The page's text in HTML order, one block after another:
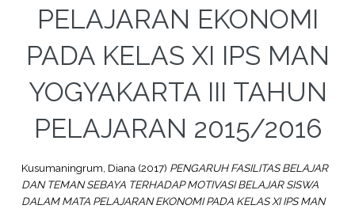
PELAJARAN EKONOMI
PADA KELAS XI IPS MAN
YOGYAKARTA III TAHUN
PELAJARAN 2015/2016
Kusumaningrum, Diana(2017) PENGARUH FASILITAS BELAJAR
DAN TEMAN SEBAYA TERHADAP MOTIVASI BELAJAR SISWA
DALAM MATA PELAJARAN EKONOMI PADA KELAS XI IPS MAN